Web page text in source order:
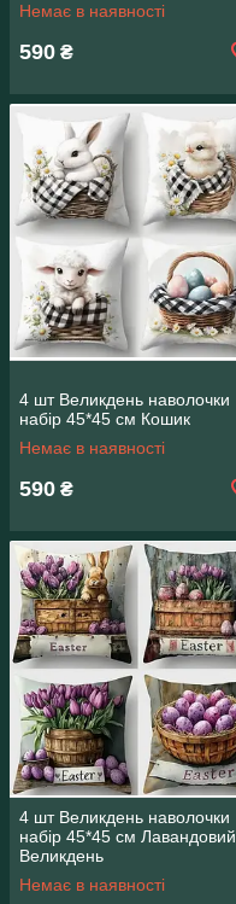
Немає в наявності
590 ₴
4 шт Великдень наволочки
набір 45*45 см Кошик
Немає в наявності
590 ₴
4 шт Великдень наволочки
набір 45*45 см Лавандовий
Великдень
Немає в наявності